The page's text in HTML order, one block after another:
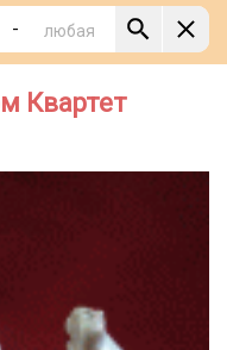
-
Квартет